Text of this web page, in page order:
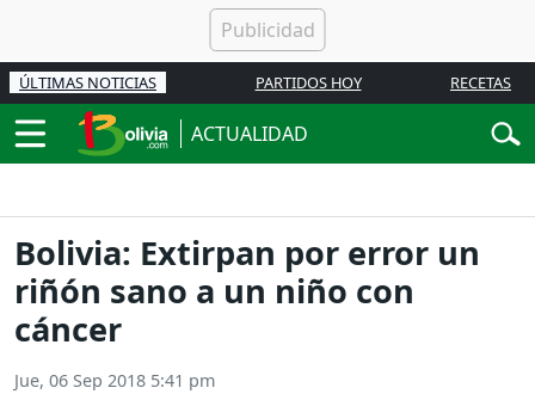
ÚLTIMAS NOTICIAS PARTIDOS HOY RECETAS
ACTUALIDAD
Bolivia: Extirpan por error un
riñón sano a un niño con
cáncer
Jue, 06 Sep 2018 5:41 pm